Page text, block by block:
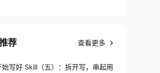
荐 查看更多
始写好 Skill（五）：拆开写，串起用